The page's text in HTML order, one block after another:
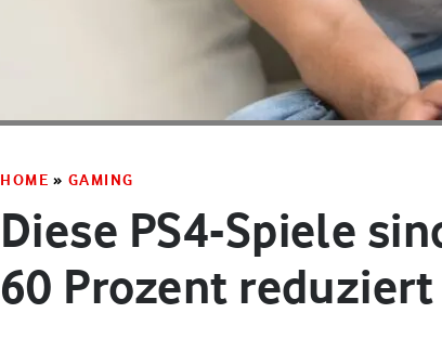
HOME » GAMING
Diese PS4-Spiele
60 Prozent reduziert